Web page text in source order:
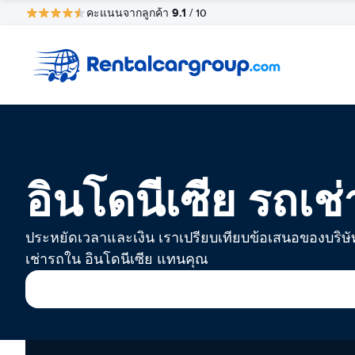
คะแนนจากลูกค้า 9.1 / 10
อินโดนีเซีย รถเช่
ประหยัดเวลาและเงิน เราเปรียบเทียบข้อเสนอของบริ
เช่ารถใน อินโดนีเซีย แทนคุณ